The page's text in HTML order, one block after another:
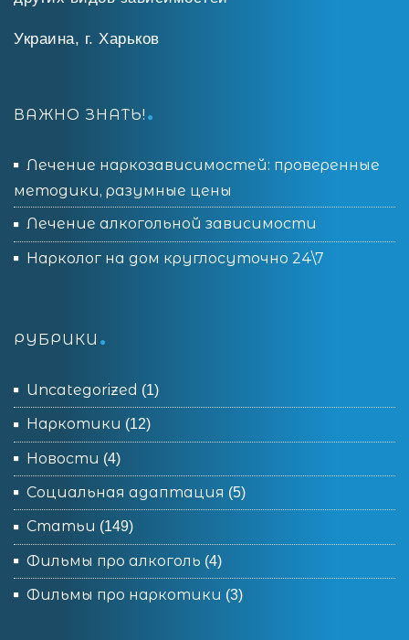
Украина, г. Харьков
ВАЖНО ЗНАТЬ!
Лечение наркозависимостей: проверенные
методики, разумные цены
Лечение алкогольной зависимости
Нарколог на дом круглосуточно 24\7
РУБРИКИ
Uncategorized (1)
Наркотики (12)
Новости (4)
Социальная адаптация (5)
Статьи (149)
Фильмы про алкоголь (4)
Фильмы про наркотики (3)